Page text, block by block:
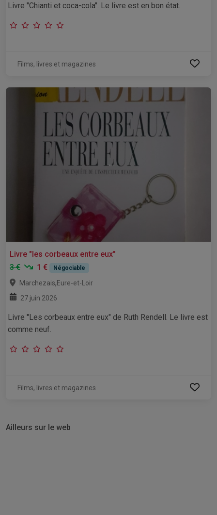
Livre "Chianti et coca-cola". Le livre est en bon état.
Films, livres et magazines
Livre "les corbeaux entre eux"
3 €
1 € Négociable
Marchezais,Eure-et-Loir
27 juin 2026
Livre "Les corbeaux entre eux" de Ruth Rendell. Le livre est
comme neuf.
Films, livres et magazines
Ailleurs sur le web